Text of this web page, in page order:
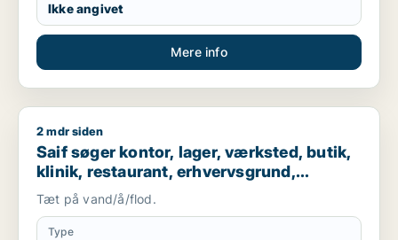
Ikke angivet
Mere info
Saif søger kontor, lager, værksted, butik, klinik, restaurant,
2 mdr siden
Saif søger kontor, lager, værksted, butik,
klinik, restaurant, erhvervsgrund,
boligudlejningsejendom, hotel,
produktionslokaler eller garage til salg i
Storkøbenhavn
Tæt på vand/å/flod.
Type